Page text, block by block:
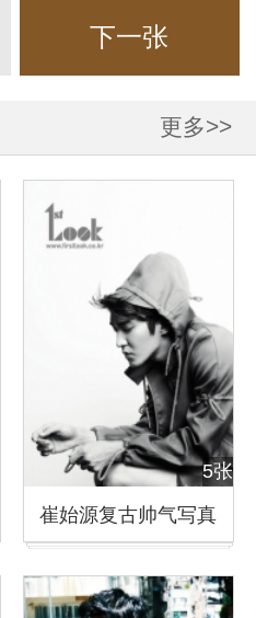
下一张
更多>>
5张
崔始源复古帅气写真